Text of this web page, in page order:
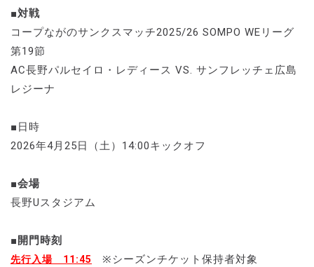
■対戦
コープながのサンクスマッチ2025/26 SOMPO WEリーグ
第19節
AC長野パルセイロ・レディース VS. サンフレッチェ広島
レジーナ
■日時
2026年4月25日（土）14:00キックオフ
■会場
長野Uスタジアム
■開門時刻
先行入場 11:45 ※シーズンチケット保持者対象